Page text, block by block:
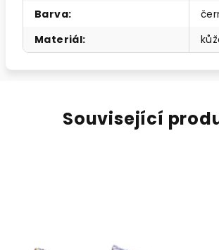
Barva:
Materiál:
Související